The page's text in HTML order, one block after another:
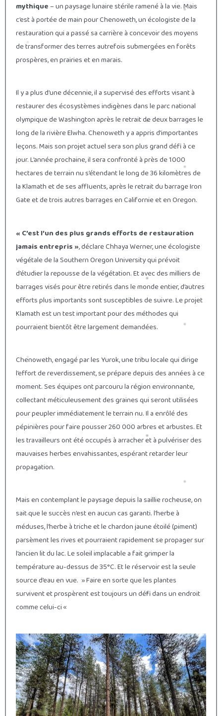
mythique– un paysage lunaire stérile ramené à la vie. Mais
c’est à portée de main pour Chenoweth, un écologiste de la
restauration qui a passé sa carrière à concevoir des moyens
de transformer des terres autrefois submergées en forêts
prospères, en prairies et en marais.
Il y a plus d’une décennie, il a supervisé des efforts visant à
restaurer des écosystèmes indigènes dans le parc national
olympique de Washington après le retrait de deux barrages le
long de la rivière Elwha. Chenoweth y a appris d’importantes
leçons. Mais son projet actuel sera son plus grand défi à ce
jour. L’année prochaine, il sera confronté à près de 1000
hectares de terrain nu s’étendant le long de 36 kilomètres de
la Klamath et de ses affluents, après le retrait du barrage Iron
Gate et de trois autres barrages en Californie et en Oregon.
« C’est l’un des plus grands efforts de restauration
jamais entrepris », déclare Chhaya Werner, une écologiste
végétale de la Southern Oregon University qui prévoit
d’étudier la repousse de la végétation. Et avec des milliers de
barrages visés pour être retirés dans le monde entier, d’autres
efforts plus importants sont susceptibles de suivre. Le projet
Klamath est un test important pour des méthodes qui
pourraient bientôt être largement demandées.
Chenoweth, engagé par les Yurok, une tribu locale qui dirige
l’effort de reverdissement, se prépare depuis des années à ce
moment. Ses équipes ont parcouru la région environnante,
collectant méticuleusement des graines qui seront utilisées
pour peupler immédiatement le terrain nu. Il a enrôlé des
pépinières pour faire pousser 260 000 arbres et arbustes. Et
les travailleurs ont été occupés à arracher et à pulvériser des
mauvaises herbes envahissantes, espérant retarder leur
propagation.
Mais en contemplant le paysage depuis la saillie rocheuse, on
sait que le succès n’est en aucun cas garanti. l’herbe à
méduses, l’herbe à triche et le chardon jaune étoilé (piment)
parsèment les rives et pourraient rapidement se propager sur
l’ancien lit du lac. Le soleil implacable a fait grimper la
température au-dessus de 35°C. Et le réservoir est la seule
source d’eau en vue. » Faire en sorte que les plantes
survivent et prospèrent est toujours un défi dans un endroit
comme celui-ci «